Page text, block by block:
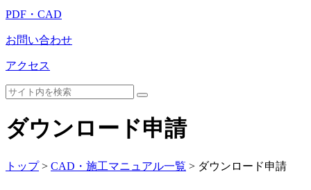
PDF・CAD
お問い合わせ
アクセス
ダウンロード申請
トップ> CAD・施工マニュアル一覧 > ダウンロード申請